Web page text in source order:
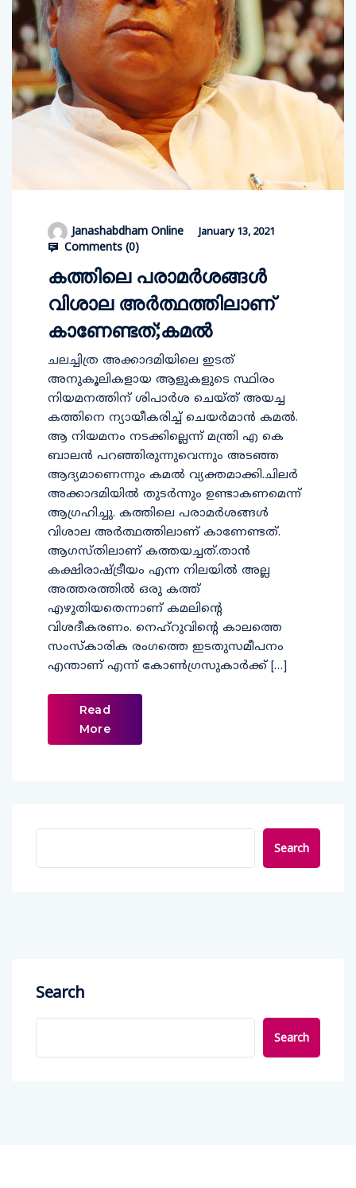
Janashabdham Online January 13, 2021
Comments (0)
കത്തിലെ പരാമർശങ്ങൾ
വിശാല അർത്ഥത്തിലാണ്
കാണേണ്ടത്;കമൽ
ചലച്ചിത്ര അക്കാദമിയിലെ ഇടത്
അനുകൂലികളായ ആളുകളുടെ സ്ഥിരം
നിയമനത്തിന് ശിപാർശ ചെയ്ത് അയച്ച
കത്തിനെ ന്യായീകരിച്ച് ചെയർമാൻ കമൽ.
ആ നിയമനം നടക്കില്ലെന്ന് മന്ത്രി എ കെ
ബാലൻ പറഞ്ഞിരുന്നുവെന്നും അടഞ്ഞ
ആദ്യമാണെന്നും കമൽ വ്യക്തമാക്കി.ചിലർ
അക്കാദമിയിൽ തുടർന്നും ഉണ്ടാകണമെന്ന്
ആഗ്രഹിച്ചു. കത്തിലെ പരാമർശങ്ങൾ
വിശാല അർത്ഥത്തിലാണ് കാണേണ്ടത്.
ആഗസ്തിലാണ് കത്തയച്ചത്.താന്‍
കക്ഷിരാഷ്ട്രീയം എന്ന നിലയില്‍ അല്ല
അത്തരത്തില്‍ ഒരു കത്ത്
എഴുതിയതെന്നാണ് കമലിന്‍റെ
വിശദീകരണം. നെഹ്റുവിന്‍റെ കാലത്തെ
സംസ്കാരിക രംഗത്തെ ഇടതുസമീപനം
എന്താണ് എന്ന് കോണ്‍ഗ്രസുകാര്‍ക്ക് […]
Read
More
Search
Search
Search